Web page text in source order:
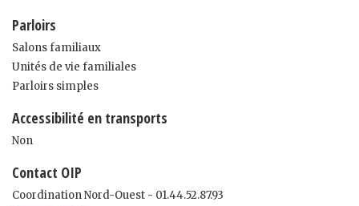
Parloirs
Salons familiaux
Unités de vie familiales
Parloirs simples
Accessibilité en transports
Non
Contact OIP
Coordination Nord-Ouest - 01.44.52.87.93